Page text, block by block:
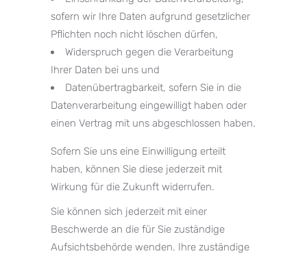
sofern wir Ihre Daten aufgrund gesetzlicher
Pflichten noch nicht löschen dürfen,
Widerspruch gegen die Verarbeitung
Ihrer Daten bei uns und
Datenübertragbarkeit, sofern Sie in die
Datenverarbeitung eingewilligt haben oder
einen Vertrag mit uns abgeschlossen haben.
Sofern Sie uns eine Einwilligung erteilt
haben, können Sie diese jederzeit mit
Wirkung für die Zukunft widerrufen.
Sie können sich jederzeit mit einer
Beschwerde an die für Sie zuständige
Aufsichtsbehörde wenden. Ihre zuständige